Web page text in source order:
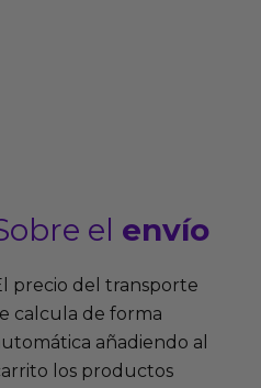
el envío
precio del transporte
calcula de forma
añadiendo al
los productos